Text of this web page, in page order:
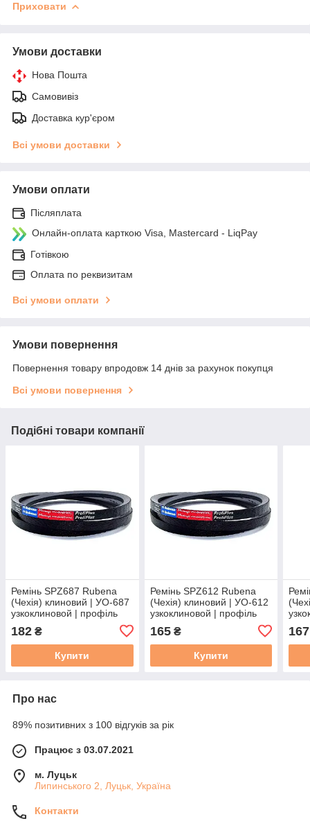
Приховати
Умови доставки
Нова Пошта
Самовивіз
Доставка кур'єром
Всі умови доставки
Умови оплати
Післяплата
Онлайн-оплата карткою Visa, Mastercard - LiqPay
Готівкою
Оплата по реквизитам
Всі умови оплати
Умови повернення
Повернення товару впродовж 14 днів за рахунок покупця
Всі умови повернення
Подібні товари компанії
Ремінь SPZ687 Rubena
(Чехія) клиновий | УО-687
узкоклиновой | профіль
182 ₴
Купити
Ремінь SPZ612 Rubena
(Чехія) клиновий | УО-612
узкоклиновой | профіль
165₴
Купити
167
Про нас
89% позитивних з 100 відгуків за рік
Працює з 03.07.2021
м. Луцьк
Липинського 2, Луцьк, Україна
Контакти